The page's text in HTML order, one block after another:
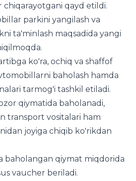
chiqarayotgani qayd etildi.
parkini yangilash va
ta'minlash maqsadida yangi
ko'ra, ochiq va shaffof
baholash hamda
tarmog'i tashkil etiladi.
qiymatida baholanadi,
transport vositalari ham
joyiga chiqib ko'rikdan
baholangan qiymat miqdorida
vaucher beriladi.